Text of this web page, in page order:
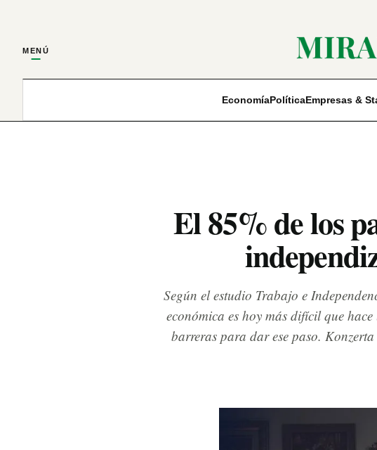
MENÚ
EconomíaPolíticaEmpresas &
El 85% de los
Según el estudio Trabajo e
económica es hoy más difícil que
barreras para dar ese paso.